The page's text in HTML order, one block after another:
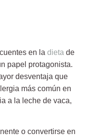
en la dieta de
papel protagonista.
desventaja que
más común en
a la leche de vaca,
o convertirse en